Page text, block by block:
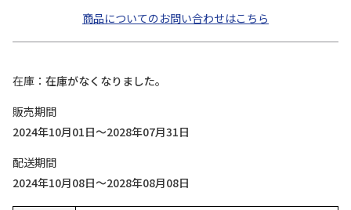
商品についてのお問い合わせはこちら
在庫
在庫がなくなりました。
販売期間
2024年10月01日～2028年07月31日
配送期間
2024年10月08日～2028年08月08日